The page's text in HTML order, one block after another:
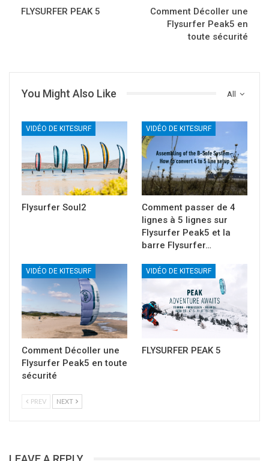
FLYSURFER PEAK 5
Comment Décoller une
Flysurfer Peak5 en
toute sécurité
All
You Might Also Like
VIDÉO DE KITESURF
Flysurfer Soul2
VIDÉO DE KITESURF
Comment passer de 4
lignes à 5 lignes sur
Flysurfer Peak5 et la
barre Flysurfer…
VIDÉO DE KITESURF
Comment Décoller une
Flysurfer Peak5 en toute
sécurité
VIDÉO DE KITESURF
FLYSURFER PEAK 5
PREV NEXT